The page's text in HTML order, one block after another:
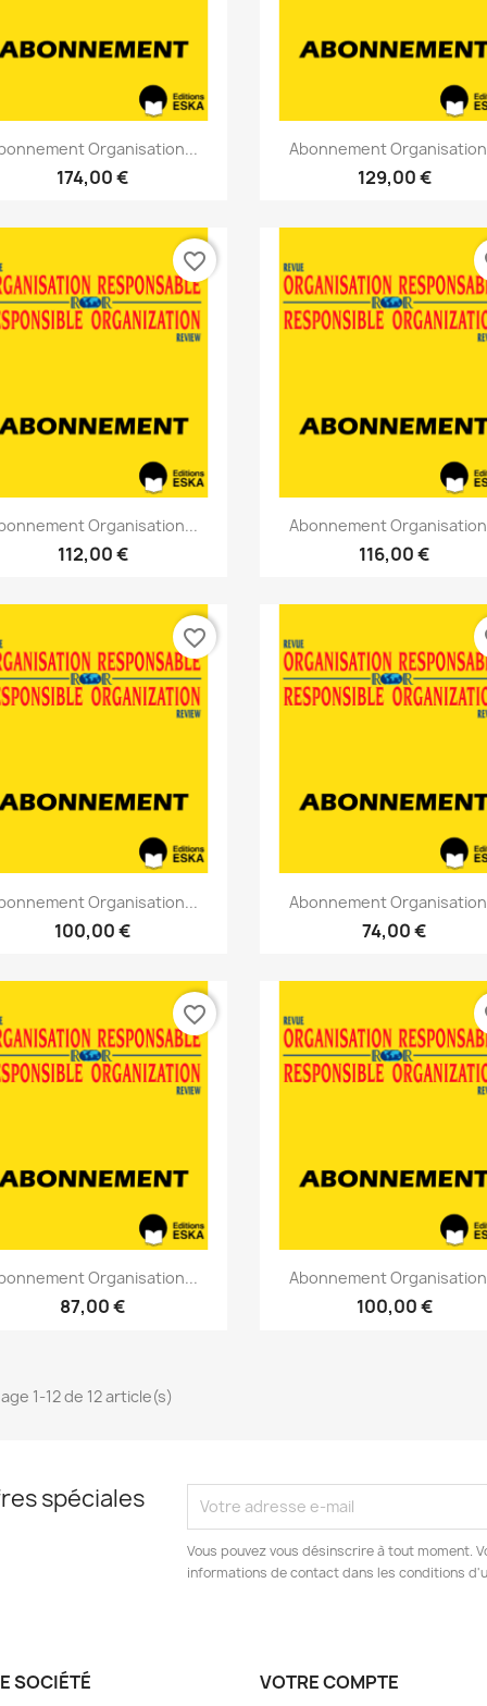
Aperçu rapide
Organisation...
174,00 €
Aperçu rapide
Abonnement
129,00 €
Aperçu rapide
Organisation...
112,00 €
favorite_border
Aperçu rapide
Abonnement
116,00 €
Aperçu rapide
Organisation...
100,00 €
favorite_border
Aperçu rapide
Abonnement
74,00 €
Aperçu rapide
Organisation...
87,00 €
favorite_border
Aperçu rapide
Abonnement
100,00 €
1-12 de 12 article(s)
spéciales
Vous pouvez vous désinscrire à tout moment.
informations de contact dans les conditions
SOCIÉTÉ VOTRE COMPTE